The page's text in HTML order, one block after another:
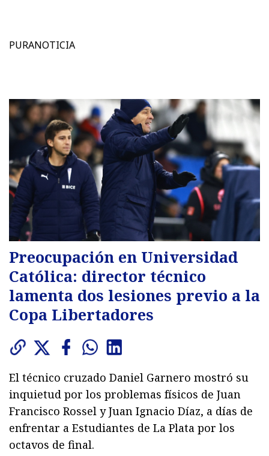
PURANOTICIA
Preocupación en Universidad
Católica: director técnico
lamenta dos lesiones previo a la
Copa Libertadores
El técnico cruzado Daniel Garnero mostró su
inquietud por los problemas físicos de Juan
Francisco Rossel y Juan Ignacio Díaz, a días de
enfrentar a Estudiantes de La Plata por los
octavos de final.